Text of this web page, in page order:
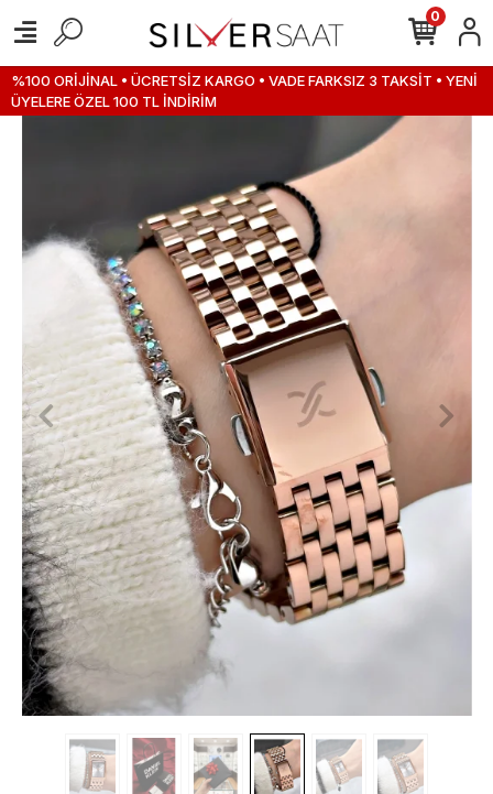
%100 ORİJİNAL • ÜCRETSİZ KARGO • VADE FARKSIZ 3 TAKSİT • YENİ
ÜYELERE ÖZEL 100 TL İNDİRİM
0